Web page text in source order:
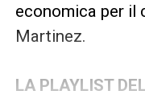
economica per il
Martinez.
LA PLAYLIST